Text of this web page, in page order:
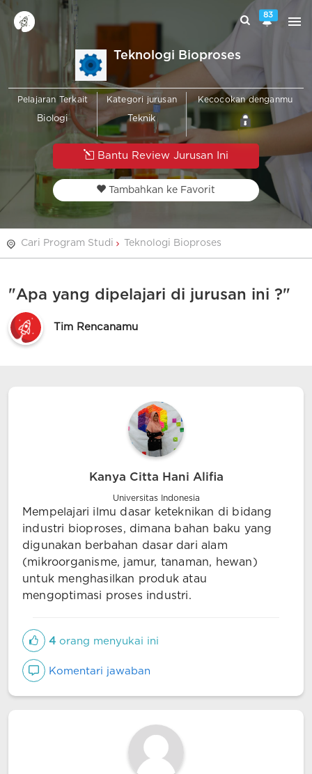
83
Teknologi Bioproses
Pelajaran Terkait
Biologi
Kategori jurusan
Teknik
Kecocokan denganmu
Bantu Review Jurusan Ini
Tambahkan ke Favorit
Cari Program Studi Teknologi Bioproses
"Apa yang dipelajari di jurusan ini ?"
Tim Rencanamu
Kanya Citta Hani Alifia
Universitas Indonesia
Mempelajari ilmu dasar keteknikan di bidang
industri bioproses, dimana bahan baku yang
digunakan berbahan dasar dari alam
(mikroorganisme, jamur, tanaman, hewan)
untuk menghasilkan produk atau
mengoptimasi proses industri.
4 orang menyukai ini
Komentari jawaban